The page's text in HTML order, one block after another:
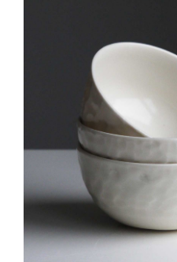
TOEVOEGEN AAN
DETAILS